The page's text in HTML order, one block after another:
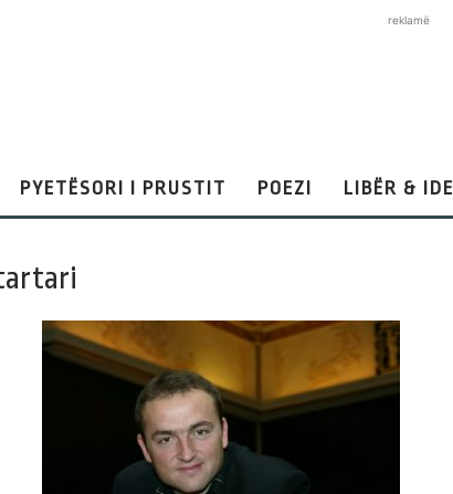
reklamë
PYETËSORI I PRUSTIT POEZI LIBËR & IDE